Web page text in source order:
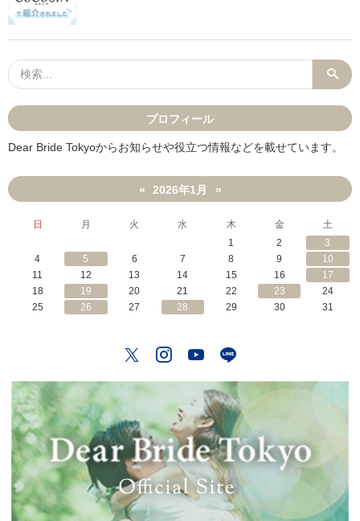
プロフィール
Dear Bride Tokyoからお知らせや役立つ情報などを載せています。
« 2026年1月 »
日 月 火 水 木 金
土
1
2
3
4
5 6 7 8 9
10
11
12 13 14 15 16
17
18
19 20 21 22 23
24
25
26 27 28 29 30 31
TwitterInstagram
YouTube